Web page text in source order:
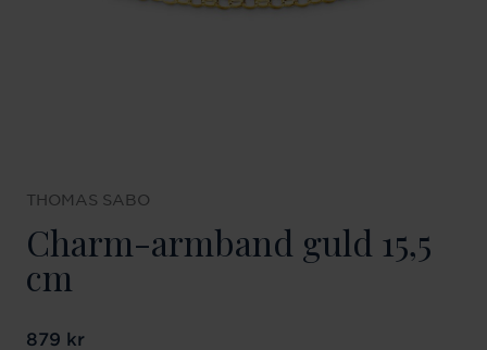
THOMAS SABO
Charm-armband guld 15,5
cm
Pris :879 kr
879 kr